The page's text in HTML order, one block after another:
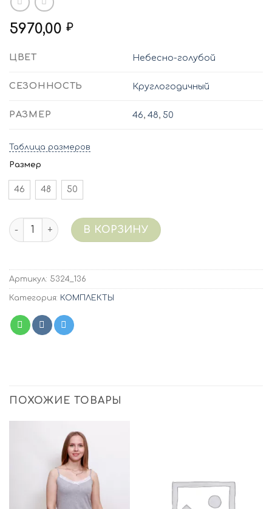
5970,00 ₽
ЦВЕТ Небесно-голубой
СЕЗОННОСТЬ Круглогодичный
РАЗМЕР 46,48, 50
Таблица размеров
Размер
46 48 50
Количество 5324/136 (небесно-голубой) Костюм
В КОРЗИНУ
Артикул: 5324_136
Категория: КОМПЛЕКТЫ
ПОХОЖИЕ ТОВАРЫ